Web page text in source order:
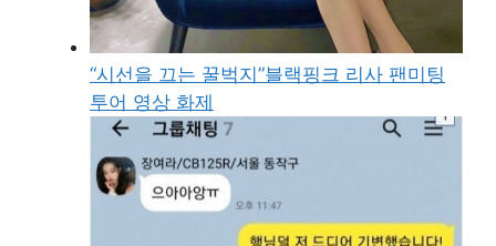
“시선을 끄는 꿀벅지”블랙핑크 리사 팬미팅
투어 영상 화제